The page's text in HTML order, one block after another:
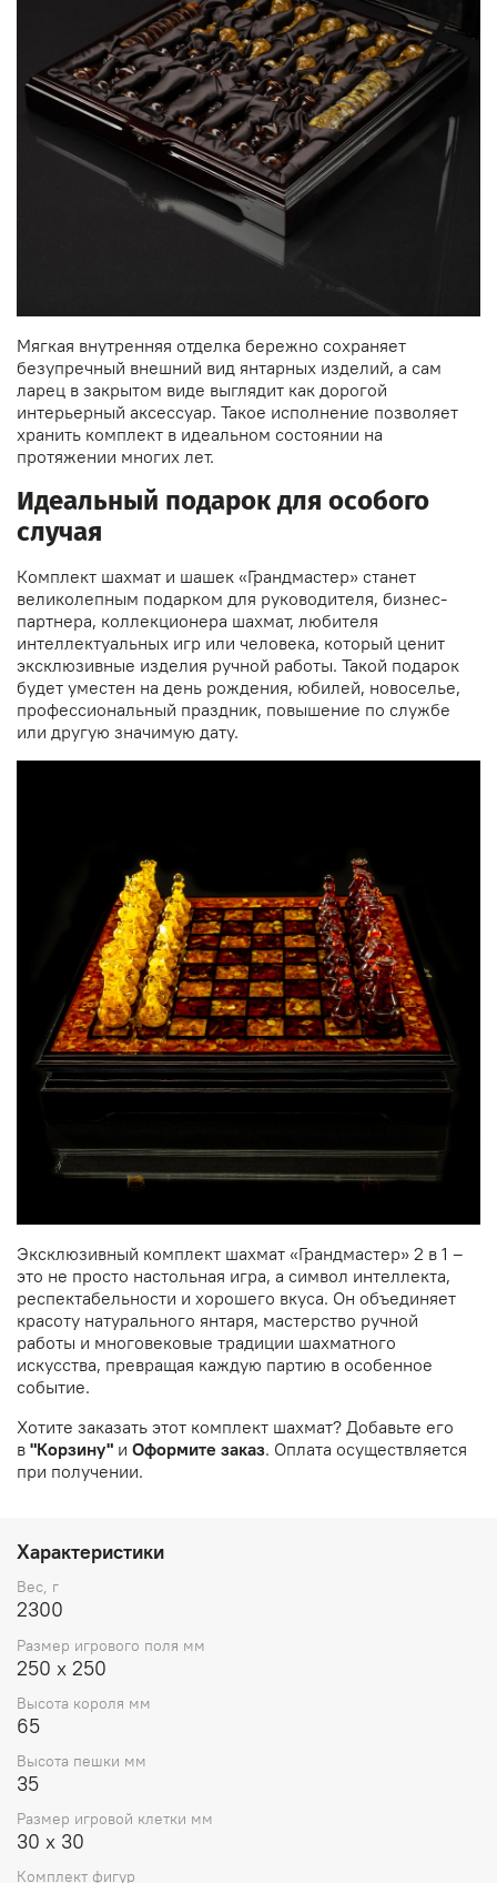
Мягкая внутренняя отделка бережно сохраняет
безупречный внешний вид янтарных изделий, а сам
ларец в закрытом виде выглядит как дорогой
интерьерный аксессуар. Такое исполнение позволяет
хранить комплект в идеальном состоянии на
протяжении многих лет.
Идеальный подарок для особого
случая
Комплект шахмат и шашек «Грандмастер» станет
великолепным подарком для руководителя, бизнес-
партнера, коллекционера шахмат, любителя
интеллектуальных игр или человека, который ценит
эксклюзивные изделия ручной работы. Такой подарок
будет уместен на день рождения, юбилей, новоселье,
профессиональный праздник, повышение по службе
или другую значимую дату.
Эксклюзивный комплект шахмат «Грандмастер» 2 в 1 –
это не просто настольная игра, а символ интеллекта,
респектабельности и хорошего вкуса. Он объединяет
красоту натурального янтаря, мастерство ручной
работы и многовековые традиции шахматного
искусства, превращая каждую партию в особенное
событие.
Хотите заказать этот комплект шахмат? Добавьте его
в "Корзину" и Оформите заказ. Оплата осуществляется
при получении.
Характеристики
Вес, г
2300
Paзмеp игрового поля мм
250 x 250
Высота короля мм
65
Высота пешки мм
35
Pазмер игрoвой клeтки мм
30 x 30
Комплект фигур